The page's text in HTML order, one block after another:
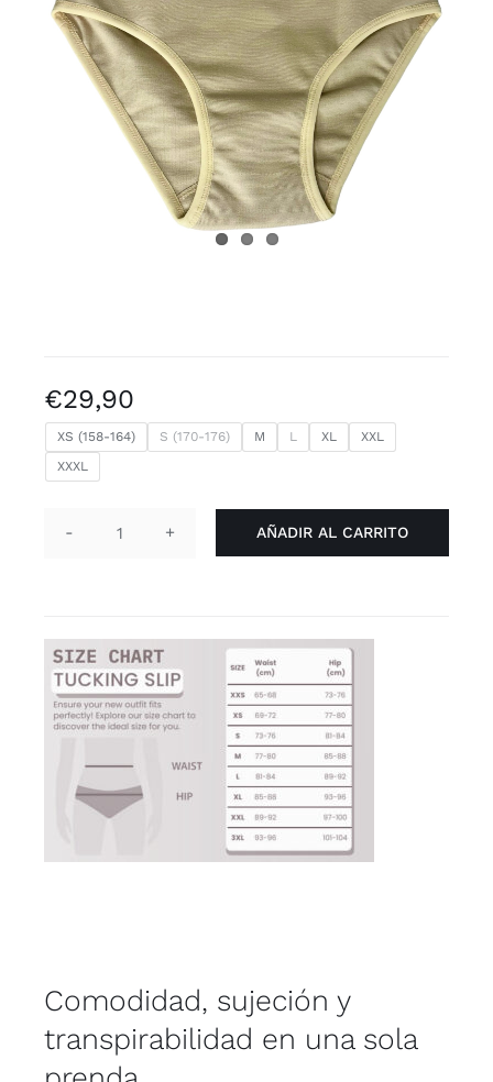
Blogs
€29,90
XS (158-164) S (170-176) M L XL
XXL
XXXL
Braga
AÑADIR AL CARRITO
Comodidad, sujeción y
transpirabilidad en una sola